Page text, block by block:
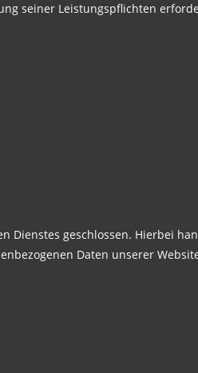
seiner Leistungspflichten
Dienstes geschlossen. Hierbei
Daten unserer